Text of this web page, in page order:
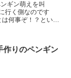
ギン萌えを叫
行く側なのです
何事ぞ！？という
作りのペンギン